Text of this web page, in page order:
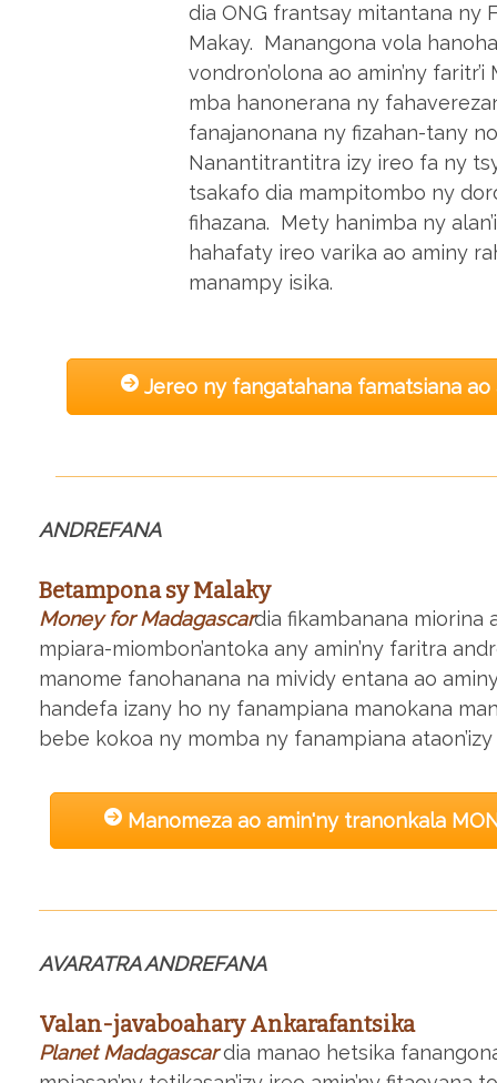
dia ONG frantsay mitantana ny
Makay. Manangona vola
vondron’olona ao amin’ny
mba hanonerana ny
fanajanonana ny fizahan-tany
Nanantitrantitra izy ireo fa ny
tsakafo dia mampitombo ny
fihazana. Mety hanimba ny
hahafaty ireo varika ao aminy
manampy isika.
Jereo ny fangatahana famatsiana ao
ANDREFANA
Betampona sy Malaky
Money for Madagascardia fikambanana miorina
mpiara-miombon’antoka any amin’ny faritra
manome fanohanana na mividy entana ao
handefa izany ho ny fanampiana manokana
bebe kokoa ny momba ny fanampiana ataon’izy
Manomeza ao amin'ny tranonkala
AVARATRA ANDREFANA
Valan-javaboahary Ankarafantsika
Planet Madagascardia manao hetsika